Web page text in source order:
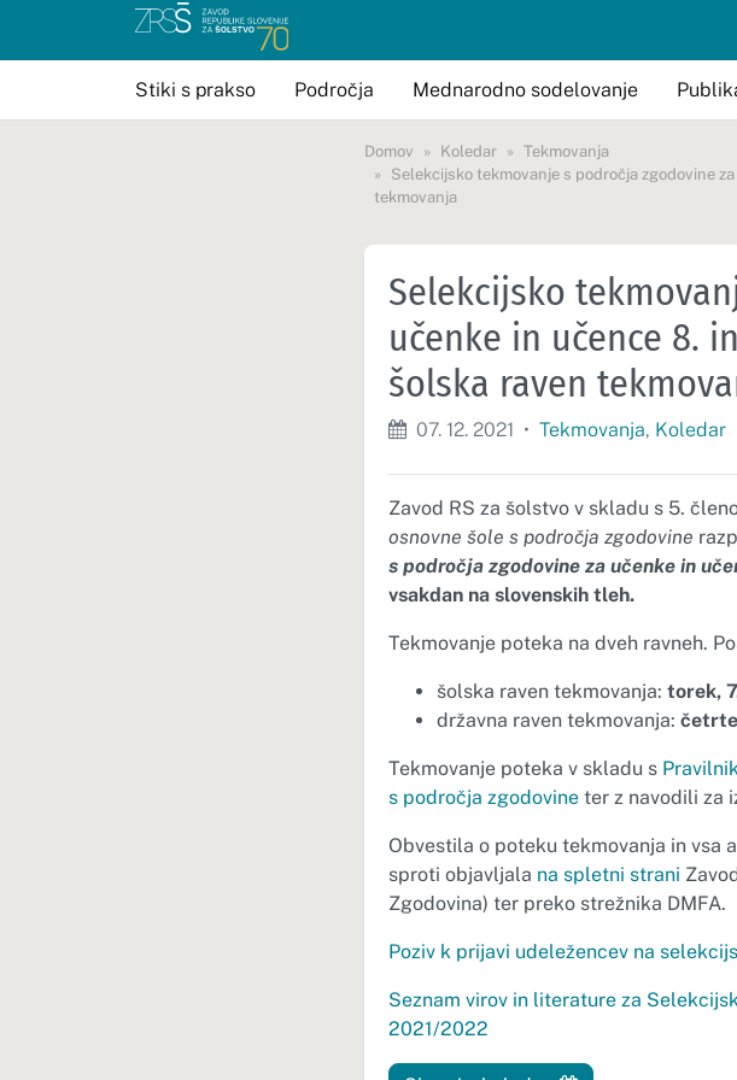
Stiki s prakso Področja Mednarodno sodelovanje
Domov Koledar
Tekmovanja
Selekcijsko tekmovanje s področja zgodovine
tekmovanja
Selekcijsko
učenke in učence 8.
šolska raven
07. 12. 2021 • Tekmovanja, Koledar
Zavod RS za šolstvo v skladu s 5.
osnovne šole s področja zgodovine
s področja zgodovine za učenke in
vsakdan na slovenskih tleh.
Tekmovanje poteka na dveh ravneh.
šolska raven tekmovanja: torek,
državna raven tekmovanja:
Tekmovanje poteka v skladu s
s področja zgodovine ter z navodili za
Obvestila o poteku tekmovanja in vsa
sproti objavljala na spletni strani
Zgodovina) ter preko strežnika DMFA.
Poziv k prijavi udeležencev na
Seznam virov in literature za
2021/2022